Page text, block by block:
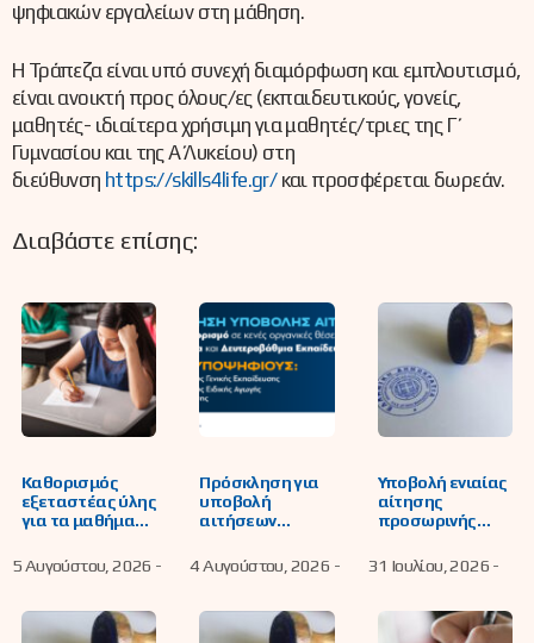
ψηφιακών εργαλείων στη μάθηση.
Η Τράπεζα είναι υπό συνεχή διαμόρφωση και εμπλουτισμό,
είναι ανοικτή προς όλους/ες (εκπαιδευτικούς, γονείς,
μαθητές- ιδιαίτερα χρήσιμη για μαθητές/τριες της Γ΄
Γυμνασίου και της Α΄ Λυκείου) στη
διεύθυνση https://skills4life.gr/και προσφέρεται δωρεάν.
Διαβάστε επίσης:
Καθορισμός
εξεταστέας ύλης
για τα μαθήματα
τάξεων Γενικού
Λυκείου που
γραπτώς στις
προαγωγικές και
5 Αυγούστου, 2026 -
Πρόσκληση για
υποβολή
αιτήσεων
εκπαιδευτικών
για μόνιμο
κενές οργανικές
θέσεις
4 Αυγούστου, 2026 -
Υποβολή ενιαίας
αίτησης
προσωρινής
κάλυψης
λειτουργικών
συμπλήρωσης
ωραρίου
31 Ιουλίου, 2026 -